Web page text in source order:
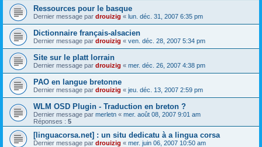
Ressources pour le basque
Dernier message par drouizig « lun. déc. 31, 2007 6:35 pm
Dictionnaire français-alsacien
Dernier message par drouizig « ven. déc. 28, 2007 5:34 pm
Site sur le platt lorrain
Dernier message par drouizig « mer. déc. 26, 2007 4:38 pm
PAO en langue bretonne
Dernier message par drouizig « jeu. déc. 13, 2007 2:59 pm
WLM OSD Plugin - Traduction en breton ?
Dernier message par merletn « mer. août 08, 2007 9:01 am
Réponses : 5
[linguacorsa.net] : un situ dedicatu à a lingua corsa
Dernier message par drouizig « mer. juin 06, 2007 10:50 am